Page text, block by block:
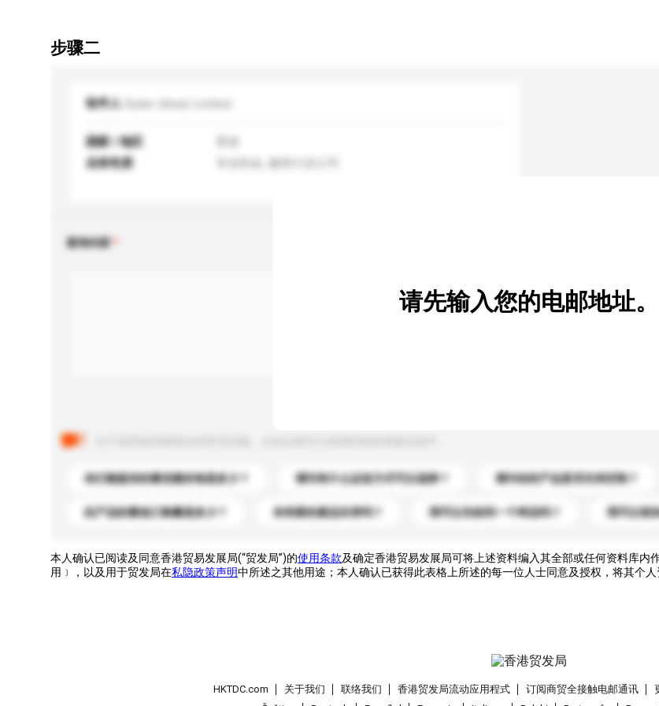
步骤二
收件人
国家 / 地区
业务性质
查询内容
你们能提供的最优惠价格是多少？ 请问有什么运送方式可以选择？ 请问你的产品是否支持定制？
此产品的最低订购量是多少？ 你有新的產品目录吗？ 我可以先收到一个样品吗？ 我可以添
请先输入您的电邮地址。
本人确认已阅读及同意香港贸易发展局(“贸发局”)的使用条款及确定香港贸易发展局可将上述资料编入其全部或任何资料库
用﹞，以及用于贸发局在私隐政策声明中所述之其他用途；本人确认已获得此表格上所述的每一位人士同意及授权，将其个
HKTDC.com 关于我们 联络我们 香港贸发局流动应用程式 订阅商贸全接触电邮通讯